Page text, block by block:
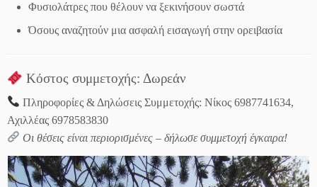
Φυσιολάτρες που θέλουν να ξεκινήσουν σωστά
Όσους αναζητούν μια ασφαλή εισαγωγή στην ορειβασία
Κόστος συμμετοχής: Δωρεάν
Πληροφορίες & Δηλώσεις Συμμετοχής: Νίκος 6987741634,
Αχιλλέας 6978583830
Οι θέσεις είναι περιορισμένες – δήλωσε συμμετοχή έγκαιρα!